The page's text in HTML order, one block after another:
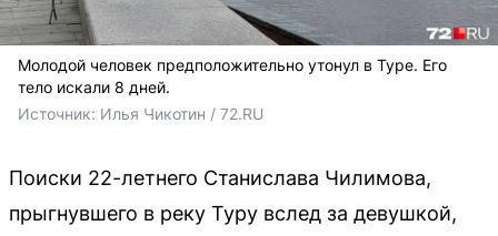
Молодой человек предположительно утонул в Туре. Его
тело искали 8 дней.
Источник: Илья Чикотин / 72.RU
Поиски 22-летнего Станислава Чилимова,
прыгнувшего в реку Туру вслед за девушкой,